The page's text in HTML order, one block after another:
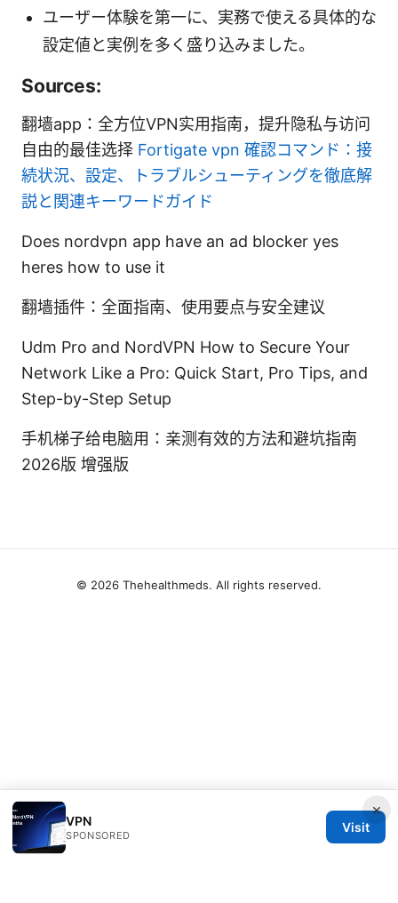
ユーザー体験を第一に、実務で使える具体的な
設定値と実例を多く盛り込みました。
Sources:
翻墙app：全方位VPN实用指南，提升隐私与访问
自由的最佳选择 Fortigate vpn 確認コマンド：接
続状況、設定、トラブルシューティングを徹底解
説と関連キーワードガイド
Does nordvpn app have an ad blocker yes
heres how to use it
翻墙插件：全面指南、使用要点与安全建议
Udm Pro and NordVPN How to Secure Your
Network Like a Pro: Quick Start, Pro Tips, and
Step-by-Step Setup
手机梯子给电脑用：亲测有效的方法和避坑指南
2026版 增强版
×
VPN
SPONSORED
Visit
© 2026 Thehealthmeds. All rights reserved.